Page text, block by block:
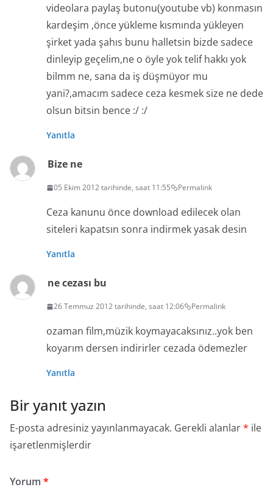
videolara paylaş butonu(youtube vb) konmasın
kardeşim ,önce yükleme kısmında yükleyen
şirket yada şahıs bunu halletsin bizde sadece
dinleyip geçelim,ne o öyle yok telif hakkı yok
bilmm ne, sana da iş düşmüyor mu
yani?,amacım sadece ceza kesmek size ne dede
olsun bitsin bence :/ :/
Yanıtla
Bize ne
05 Ekim 2012 tarihinde, saat 11:55 Permalink
Ceza kanunu önce download edilecek olan
siteleri kapatsın sonra indirmek yasak desin
Yanıtla
ne cezası bu
26 Temmuz 2012 tarihinde, saat 12:06 Permalink
ozaman film,müzik koymayacaksınız..yok ben
koyarım dersen indirirler cezada ödemezler
Yanıtla
Bir yanıt yazın
E-posta adresiniz yayınlanmayacak. Gerekli alanlar* ile
işaretlenmişlerdir
Yorum *